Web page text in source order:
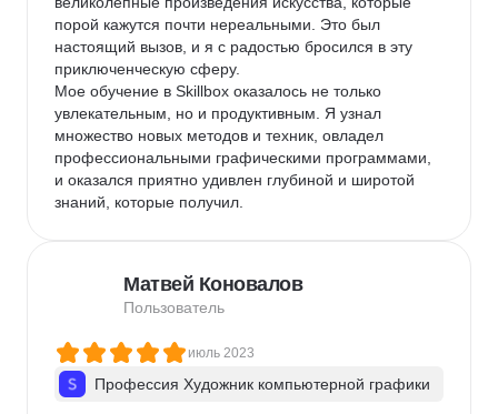
порой кажутся почти нереальными. Это был
настоящий вызов, и я с радостью бросился в эту
приключенческую сферу.
Мое обучение в Skillbox оказалось не только
увлекательным, но и продуктивным. Я узнал
множество новых методов и техник, овладел
профессиональными графическими программами,
и оказался приятно удивлен глубиной и широтой
знаний, которые получил.
Матвей Коновалов
Пользователь
июль 2023
Профессия Художник компьютерной графики